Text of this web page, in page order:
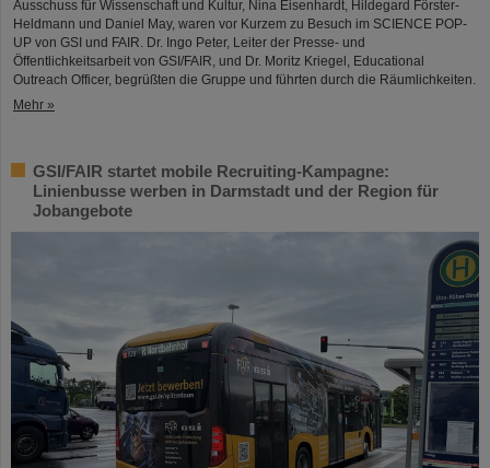
Ausschuss für Wissenschaft und Kultur, Nina Eisenhardt, Hildegard Förster-
Heldmann und Daniel May, waren vor Kurzem zu Besuch im SCIENCE POP-
UP von GSI und FAIR. Dr. Ingo Peter, Leiter der Presse- und
Öffentlichkeitsarbeit von GSI/FAIR, und Dr. Moritz Kriegel, Educational
Outreach Officer, begrüßten die Gruppe und führten durch die Räumlichkeiten.
Mehr »
GSI/FAIR startet mobile Recruiting-Kampagne:
Linienbusse werben in Darmstadt und der Region für
Jobangebote